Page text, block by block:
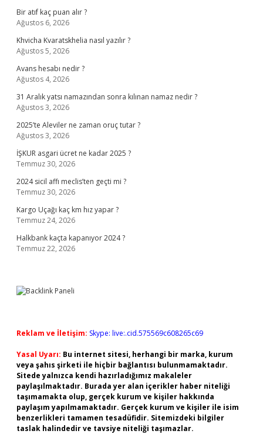
Bir atıf kaç puan alır ?
Ağustos 6, 2026
Khvicha Kvaratskhelia nasıl yazılır ?
Ağustos 5, 2026
Avans hesabı nedir ?
Ağustos 4, 2026
31 Aralık yatsı namazından sonra kılınan namaz nedir ?
Ağustos 3, 2026
2025’te Aleviler ne zaman oruç tutar ?
Ağustos 3, 2026
İŞKUR asgari ücret ne kadar 2025 ?
Temmuz 30, 2026
2024 sicil affı meclis’ten geçti mi ?
Temmuz 30, 2026
Kargo Uçağı kaç km hız yapar ?
Temmuz 24, 2026
Halkbank kaçta kapanıyor 2024 ?
Temmuz 22, 2026
Reklam ve İletişim: Skype: live:.cid.575569c608265c69
Yasal Uyarı: Bu internet sitesi, herhangi bir marka, kurum
veya şahıs şirketi ile hiçbir bağlantısı bulunmamaktadır.
Sitede yalnızca kendi hazırladığımız makaleler
paylaşılmaktadır. Burada yer alan içerikler haber niteliği
taşımamakta olup, gerçek kurum ve kişiler hakkında
paylaşım yapılmamaktadır. Gerçek kurum ve kişiler ile isim
benzerlikleri tamamen tesadüfidir. Sitemizdeki bilgiler
taslak halindedir ve tavsiye niteliği taşımazlar.